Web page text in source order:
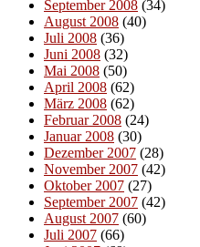
September 2008 (34)
August 2008 (40)
Juli 2008 (36)
Juni 2008 (32)
Mai 2008 (50)
April 2008 (62)
März 2008 (62)
Februar 2008 (24)
Januar 2008 (30)
Dezember 2007 (28)
November 2007 (42)
Oktober 2007 (27)
September 2007 (42)
August 2007 (60)
Juli 2007 (66)